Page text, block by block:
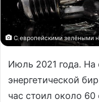
С европейскими зелёными
Июль 2021 года. На
энергетической
час стоил около